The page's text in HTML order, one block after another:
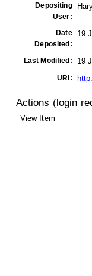
Depositing
User:
Date
Deposited:
19
Last Modified: 19
URI:
Actions (login
View Item